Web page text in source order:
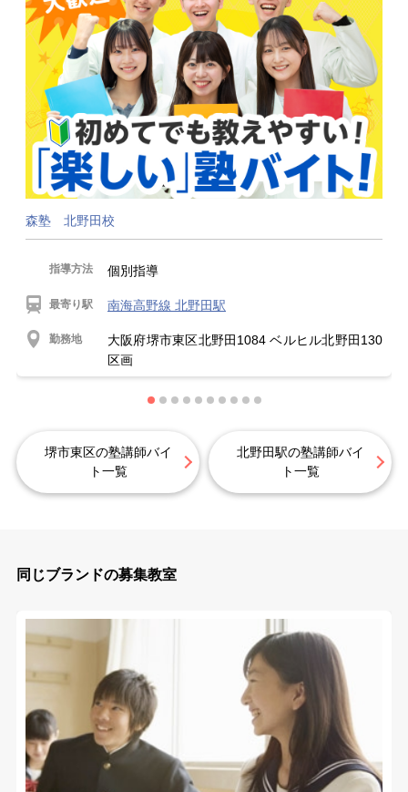
森塾 北野田校
指導方法 個別指導
最寄り駅 南海高野線 北野田駅
勤務地
大阪府堺市東区北野田1084 ベルヒル北野田130
区画
堺市東区の塾講師バイ
ト一覧
北野田駅の塾講師バイ
ト一覧
同じブランドの募集教室